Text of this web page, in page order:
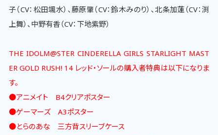
子（CV：松田颯水）、藤原肇（CV：鈴木みのり）、北条加蓮（CV：渕
上舞）、中野有香（CV：下地紫野）
THE IDOLM@STER CINDERELLA GIRLS STARLIGHT MAST
ER GOLD RUSH! 14 レッド・ソールの購入者特典は以下になりま
す。
●アニメイト B4クリアポスター
●ゲーマーズ A3ポスター
●とらのあな 三方背スリーブケース